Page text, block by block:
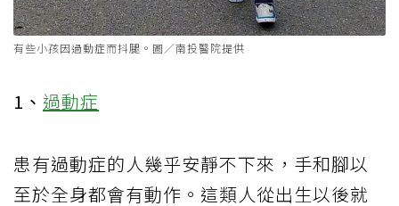
有些小孩因過動症而抖腿。圖／南投醫院提供
1、 過動症
患有過動症的人幾乎安靜不下來，手和腳以
至於全身都會有動作。這類人從出生以後就